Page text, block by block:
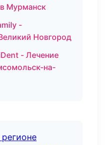
Мурманск
-
Новгород
- Лечение
на-